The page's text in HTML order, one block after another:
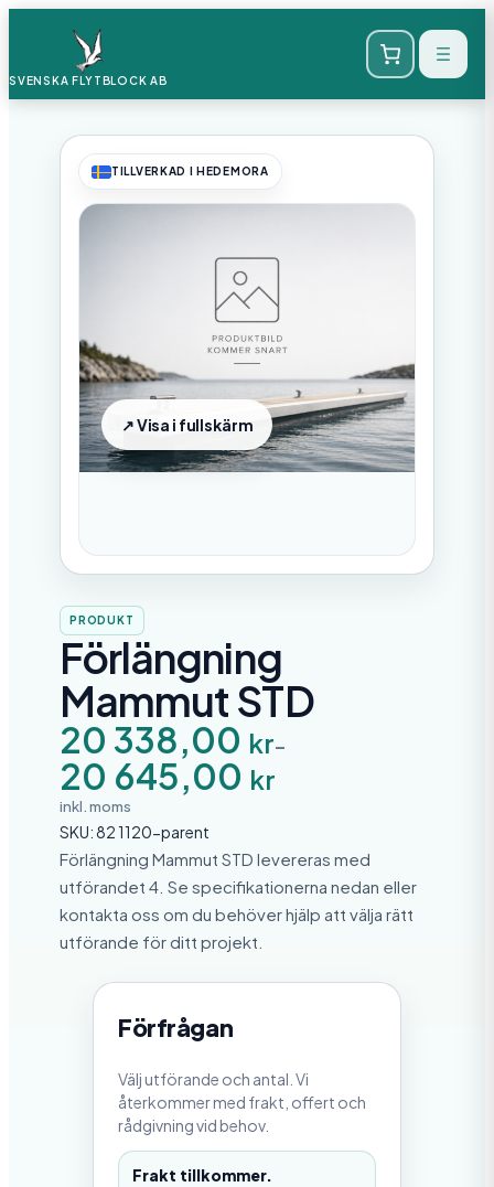
SVENSKA FLYTBLOCK AB
TILLVERKAD I HEDEMORA
PRODUKT
Förlängning
Mammut STD
20 338,00 kr–
20 645,00 kr
P
r
i
s
i
n
t
e
r
v
a
l
l
inkl. moms
SKU:82 1120-parent
Förlängning Mammut STD levereras med
utförandet 4. Se specifikationerna nedan eller
kontakta oss om du behöver hjälp att välja rätt
utförande för ditt projekt.
Förfrågan
Välj utförande och antal. Vi
återkommer med frakt, offert och
rådgivning vid behov.
Frakt tillkommer.